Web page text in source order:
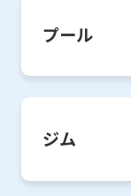
プール
ジム